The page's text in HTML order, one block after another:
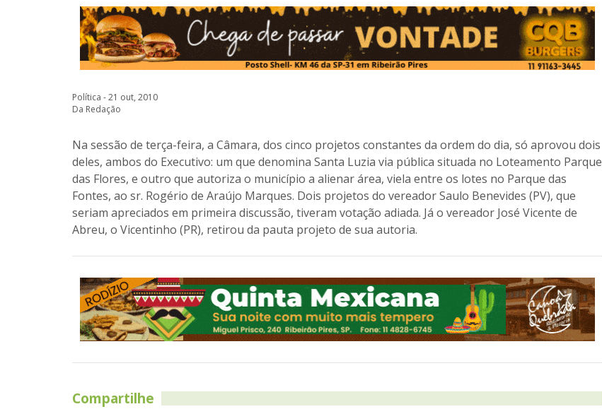
Política - 21 out, 2010
Da Redação
Na sessão de terça-feira, a Câmara, dos cinco projetos constantes da ordem do dia, só aprovou dois
deles, ambos do Executivo: um que denomina Santa Luzia via pública situada no Loteamento Parque
das Flores, e outro que autoriza o município a alienar área, viela entre os lotes no Parque das
Fontes, ao sr. Rogério de Araújo Marques. Dois projetos do vereador Saulo Benevides (PV), que
seriam apreciados em primeira discussão, tiveram votação adiada. Já o vereador José Vicente de
Abreu, o Vicentinho (PR), retirou da pauta projeto de sua autoria.
Compartilhe